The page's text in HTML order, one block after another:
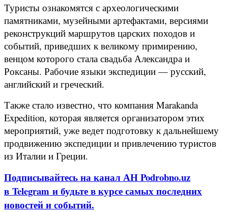
Туристы ознакомятся с археологическими
памятниками, музейными артефактами, версиями
реконструкций маршрутов царских походов и
событий, приведших к великому примирению,
венцом которого стала свадьба Александра и
Роксаны. Рабочие языки экспедиции — русский,
английский и греческий.
Также стало известно, что компания Marakanda
Expedition, которая является организатором этих
мероприятий, уже ведет подготовку к дальнейшему
продвижению экспедиции и привлечению туристов
из Италии и Греции.
Подписывайтесь на канал АН Podrobno.uz
в Telegram и будьте в курсе самых последних
новостей и событий.